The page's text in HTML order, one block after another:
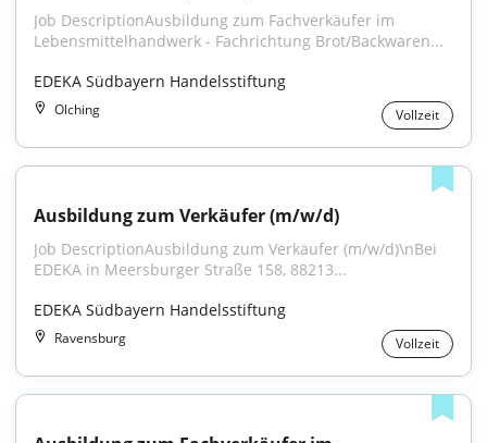
Job DescriptionAusbildung zum Fachverkäufer im
Lebensmittelhandwerk - Fachrichtung Brot/Backwaren...
EDEKA Südbayern Handelsstiftung
Olching Vollzeit
Ausbildung zum Verkäufer (m/w/d)
Job DescriptionAusbildung zum Verkäufer (m/w/d)\nBei
EDEKA in Meersburger Straße 158, 88213...
EDEKA Südbayern Handelsstiftung
Ravensburg Vollzeit